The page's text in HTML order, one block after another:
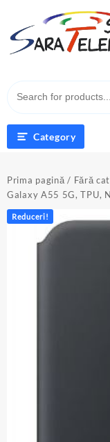
content
Category
Prima pagină / Fără
Galaxy A55 5G, TPU,
Reduceri!